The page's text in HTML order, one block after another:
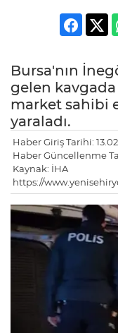
Bursa'nın
gelen
market sahibi
yaraladı.
Haber Giriş Tarihi:
Haber Güncellenme
Kaynak: İHA
https://